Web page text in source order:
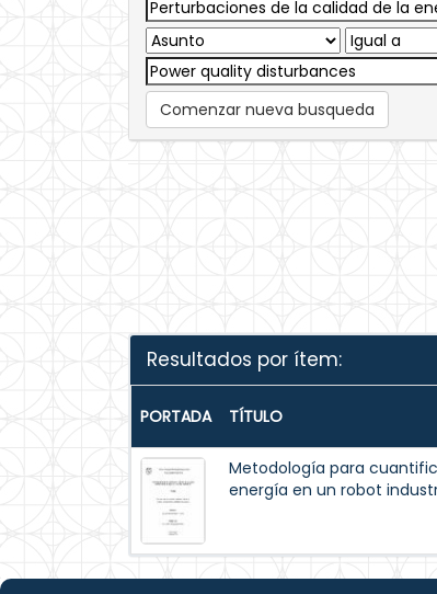
Comenzar nueva busqueda
Resultados por ítem:
PORTADA TÍTULO
Metodología para
energía en un robot